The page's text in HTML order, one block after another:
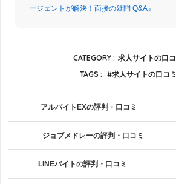
ージェントが解決！面接の疑問 Q&A』
CATEGORY : 求人サイトの口
TAGS :
求人サイトの口コ
アルバイトEXの評判・口コミ
ジョブメドレーの評判・口コミ
LINEバイトの評判・口コミ